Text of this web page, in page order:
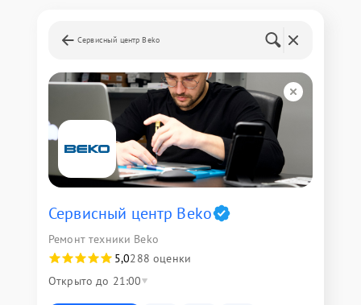
Сервисный центр Beko
Сервисный центр Beko
Ремонт техники Beko
5,0288 оценки
Открыто до 21:00